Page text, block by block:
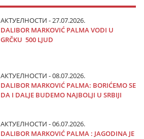
АКТУЕЛНОСТИ - 27.07.2026.
DALIBOR MARKOVIĆ PALMA VODI U
GRČKU 500 LJUD
АКТУЕЛНОСТИ - 08.07.2026.
DALIBOR MARKOVIĆ PALMA: BORIĆEMO SE
DA I DALJE BUDEMO NAJBOLJI U SRBIJI
АКТУЕЛНОСТИ - 06.07.2026.
DALIBOR MARKOVIĆ PALMA : JAGODINA JE